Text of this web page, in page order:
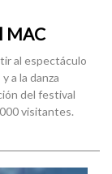
MAC
al espectáculo
a la danza
del festival
visitantes.